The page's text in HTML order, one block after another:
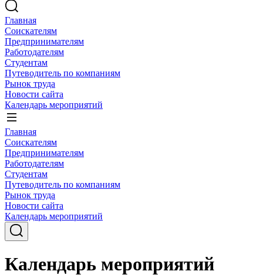
Главная
Соискателям
Предпринимателям
Работодателям
Студентам
Путеводитель по компаниям
Рынок труда
Новости сайта
Календарь мероприятий
Главная
Соискателям
Предпринимателям
Работодателям
Студентам
Путеводитель по компаниям
Рынок труда
Новости сайта
Календарь мероприятий
Календарь мероприятий